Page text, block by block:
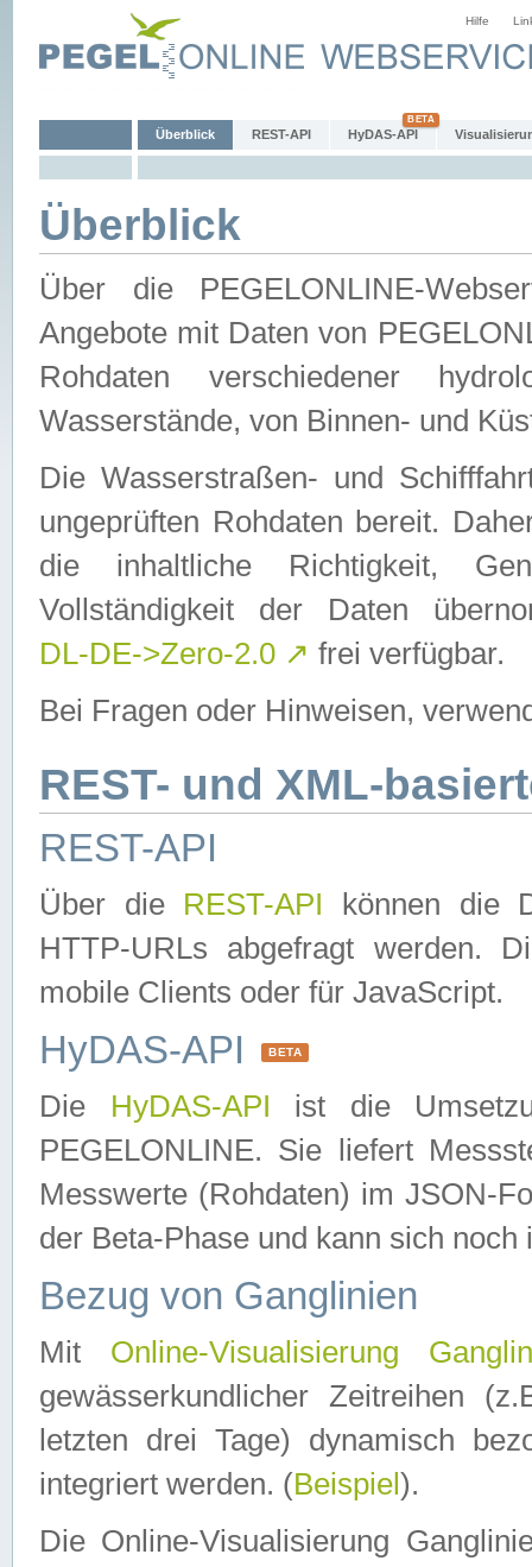
Hilfe
Überblick REST-API HyDAS-API
Überblick
Über die PEGELONLINE-
Angebote mit Daten von
Rohdaten verschiedener
Wasserstände, von Binnen- und
Die Wasserstraßen- und
ungeprüften Rohdaten bereit.
die inhaltliche Richtigkeit,
Vollständigkeit der Daten
DL-DE->Zero-2.0 ↗ frei verfügbar.
Bei Fragen oder Hinweisen,
REST- und XML-
REST-API
Über die REST-API können die
HTTP-URLs abgefragt werden.
mobile Clients oder für JavaScript.
HyDAS-API BETA
Die HyDAS-API ist die
PEGELONLINE. Sie liefert
Messwerte (Rohdaten) im JSON-
der Beta-Phase und kann sich noch
Bezug von Ganglinien
Mit Online-Visualisierung
gewässerkundlicher Zeitreihen
letzten drei Tage) dynamisch
integriert werden. (Beispiel ).
Die Online-Visualisierung